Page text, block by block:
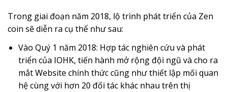
Trong giai đoạn năm 2018, lộ trình phát triển của Zen
coin sẽ diễn ra cụ thể như sau:
Vào Quý 1 năm 2018: Hợp tác nghiên cứu và phát
triển của IOHK, tiến hành mở rộng đội ngũ và cho ra
mắt Website chính thức cũng như thiết lập mối quan
hệ cùng với hơn 20 đối tác khác nhau trên thị